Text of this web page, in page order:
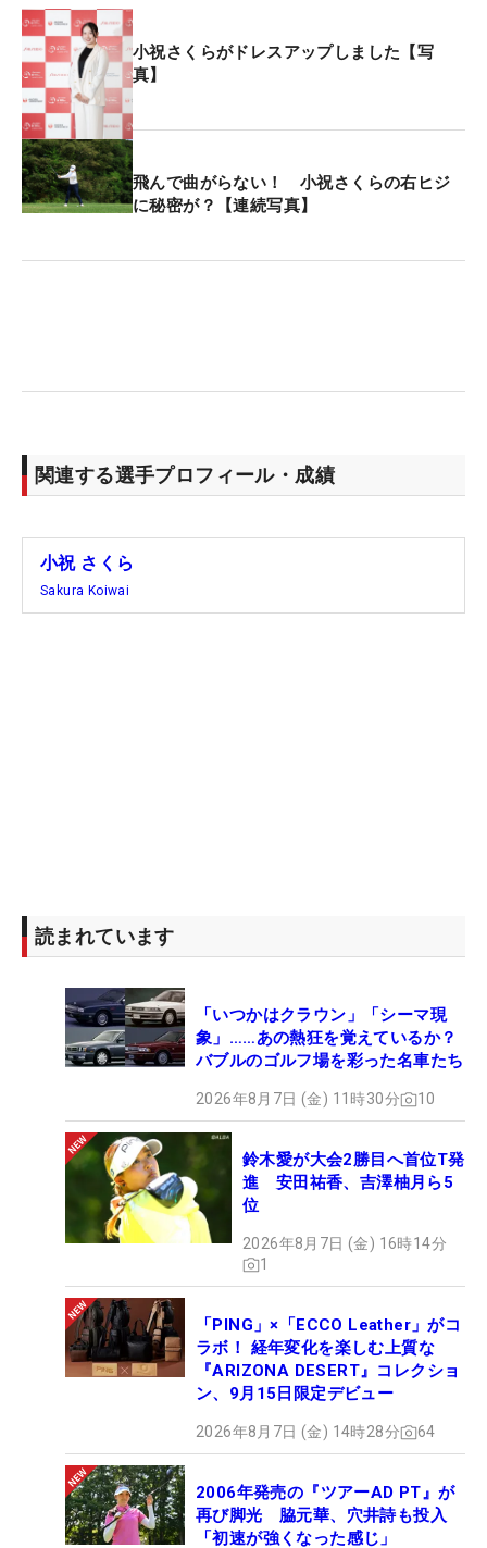
の存在も発奮材料になっている。宮城では、予選ラ
ウンド2日間を入谷とプレーしたが、そんな気持ち
が強まったと思わせるような言葉も聞こえてきた。
「初めて一緒に回ったんですけど、すごい飛距離が
出ると聞いていたので、どんな感じのプレーをする
のか楽しみにしていました。そしたら、曲がらない
して、切磋琢磨するという気持ちのほうが強い。そ
れは「負けないように頑張らないとって、すごく感
ープン」（全英）でも戦う。女王への意識について
は、「そこはあまり考えていなくて…。とにかく毎
試合、優勝を目指して頑張るのが目標」と肩ひじ張
ってないが、ツアー屈指の人気者は後輩たちにその
背中を見せながら、これからも女子ゴルフ界を引っ
張ってくれるはずだ。（文・間宮輝憲）
小祝さくらがドレスアップしました【写
真】
飛んで曲がらない！ 小祝さくらの右ヒジ
に秘密が？【連続写真】
関連する選手プロフィール・成績
小祝 さくら
Sakura Koiwai
読まれています
「いつかはクラウン」「シーマ現
象」……あの熱狂を覚えているか？
バブルのゴルフ場を彩った名車たち
2026年8月7日 (金) 11時30分 10
鈴木愛が大会2勝目へ首位T発
進 安田祐香、吉澤柚月ら5
位
2026年8月7日 (金) 16時14分
1
「PING」×「ECCO Leather」がコ
ラボ！ 経年変化を楽しむ上質な
『ARIZONA DESERT』コレクショ
ン、9月15日限定デビュー
2026年8月7日 (金) 14時28分 64
2006年発売の『ツアーAD PT』が
再び脚光 脇元華、穴井詩も投入
「初速が強くなった感じ」